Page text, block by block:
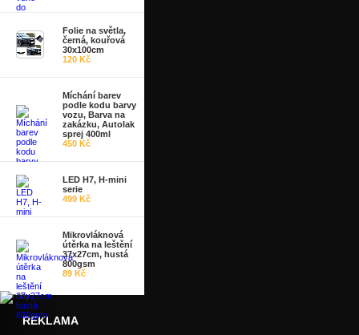
Folie na světla,
černá, kouřová
30x100cm
120 Kč
Míchání barev
podle kodu barvy
vozu, Barva na
zakázku, Autolak
sprej 400ml
450 Kč
LED H7, H-mini
serie
499 Kč
Mikrovláknová
útěrka na leštění
37x27cm, hustá
800gsm
89 Kč
REKLAMA